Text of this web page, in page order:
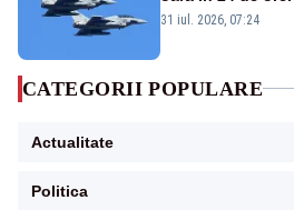
Eurofighter
31 iul. 2026, 07:24
CATEGORII POPULARE
Actualitate
Politica